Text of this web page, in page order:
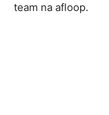
team na afloop.